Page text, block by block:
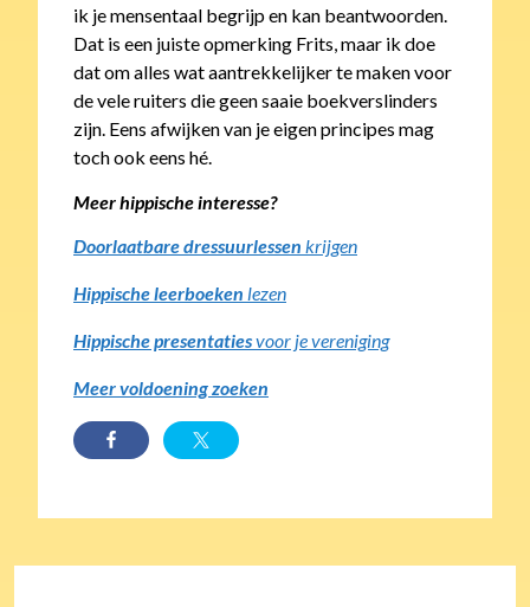
ik je mensentaal begrijp en kan beantwoorden.
Dat is een juiste opmerking Frits, maar ik doe
dat om alles wat aantrekkelijker te maken voor
de vele ruiters die geen saaie boekverslinders
zijn. Eens afwijken van je eigen principes mag
toch ook eens hé.
Meer hippische interesse?
Doorlaatbare dressuurlessen krijgen
Hippische leerboeken lezen
Hippische presentatiesvoor je vereniging
Meer voldoening zoeken